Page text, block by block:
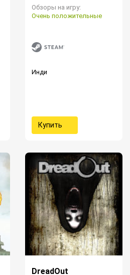
Обзоры на игру:
Очень положительные
Инди
Купить
DreadOut